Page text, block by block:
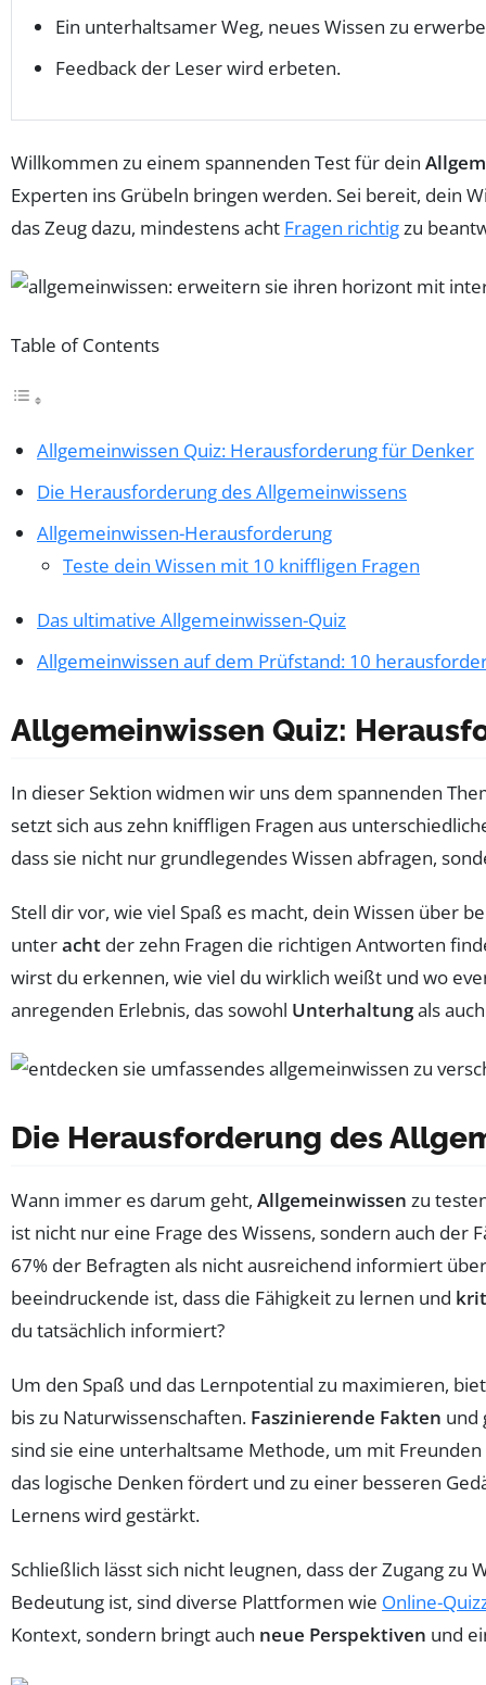
Ein unterhaltsamer Weg, neues Wissen zu
Feedback der Leser wird erbeten.
Willkommen zu einem spannenden Test für dein
Experten ins Grübeln bringen werden. Sei bereit, dein
das Zeug dazu, mindestens acht Fragen richtigzu
Table of Contents
Allgemeinwissen Quiz: Herausforderung für Denker
Die Herausforderung des Allgemeinwissens
Allgemeinwissen-Herausforderung
Teste dein Wissen mit 10 kniffligen Fragen
Das ultimative Allgemeinwissen-Quiz
Allgemeinwissen auf dem Prüfstand: 10
Allgemeinwissen Quiz:
In dieser Sektion widmen wir uns dem spannenden
setzt sich aus zehn kniffligen Fragen aus
dass sie nicht nur grundlegendes Wissen abfragen,
Stell dir vor, wie viel Spaß es macht, dein Wissen über
unteracht der zehn Fragen die richtigen Antworten
wirst du erkennen, wie viel du wirklich weißt und wo
anregenden Erlebnis, das sowohl Unterhaltungals
Die Herausforderung des
Wann immer es darum geht, Allgemeinwissen zu
ist nicht nur eine Frage des Wissens, sondern auch der
67% der Befragten als nicht ausreichend informiert
beeindruckende ist, dass die Fähigkeit zu lernen und
du tatsächlich informiert?
Um den Spaß und das Lernpotential zu maximieren,
bis zu Naturwissenschaften. Faszinierende Fakten und
sind sie eine unterhaltsame Methode, um mit
das logische Denken fördert und zu einer besseren
Lernens wird gestärkt.
Schließlich lässt sich nicht leugnen, dass der Zugang
Bedeutung ist, sind diverse Plattformen wie Online-
Kontext, sondern bringt auch neue Perspektiven und